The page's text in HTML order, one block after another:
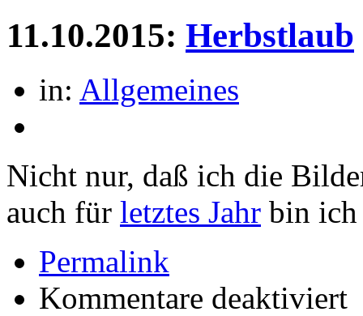
11.10.2015: Herbstlaub
in: Allgemeines
Nicht nur, daß ich die
auch für letztes Jahr bin ich
Permalink
Kommentare deaktiviert